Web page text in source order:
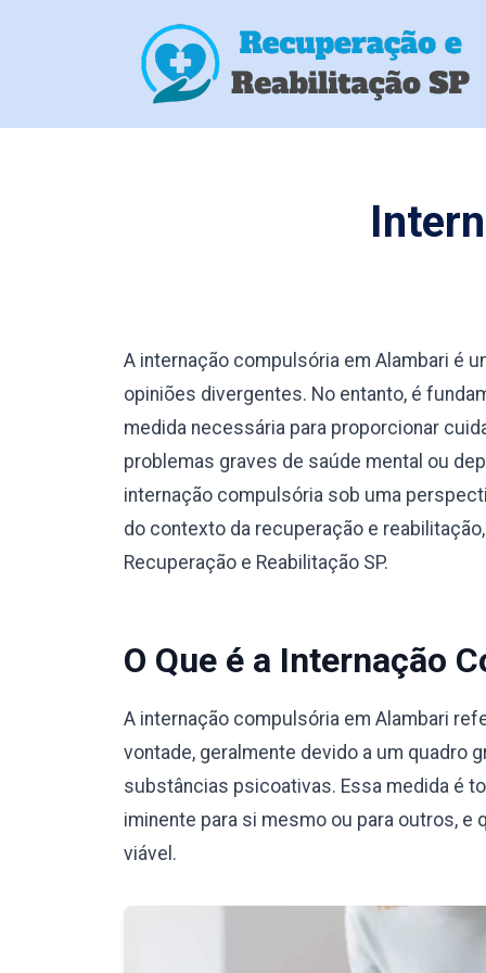
A internação compulsória em Alambari é
opiniões divergentes. No entanto, é
medida necessária para proporcionar
problemas graves de saúde mental ou
internação compulsória sob uma
do contexto da recuperação e
Recuperação e Reabilitação SP.
O Que é a Internação
A internação compulsória em Alambari
vontade, geralmente devido a um quadro
substâncias psicoativas. Essa medida é
iminente para si mesmo ou para outros, e
viável.